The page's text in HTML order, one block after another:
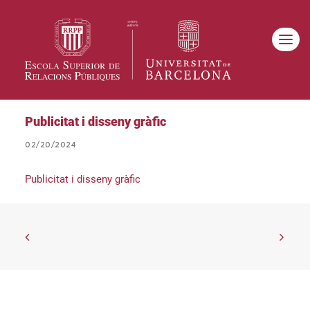
Publicitat i disseny gràfic
02/20/2024
Publicitat i disseny gràfic